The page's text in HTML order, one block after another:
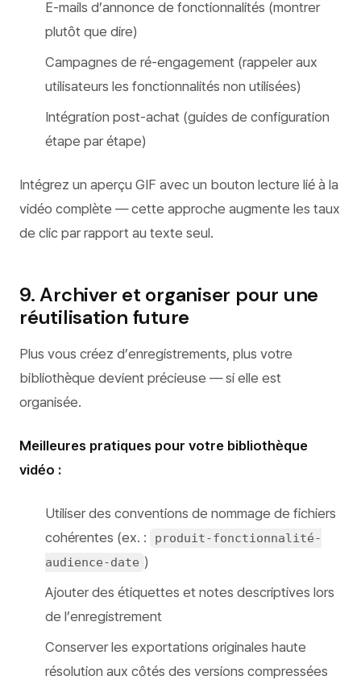
E-mails d’annonce de fonctionnalités (montrer
plutôt que dire)
Campagnes de ré-engagement (rappeler aux
utilisateurs les fonctionnalités non utilisées)
Intégration post-achat (guides de configuration
étape par étape)
Intégrez un aperçu GIF avec un bouton lecture lié à la
vidéo complète — cette approche augmente les taux
de clic par rapport au texte seul.
9. Archiver et organiser pour une
réutilisation future
Plus vous créez d’enregistrements, plus votre
bibliothèque devient précieuse — si elle est
organisée.
Meilleures pratiques pour votre bibliothèque
vidéo :
Utiliser des conventions de nommage de fichiers
cohérentes (ex. :
produit-fonctionnalité-
audience-date )
Ajouter des étiquettes et notes descriptives lors
de l’enregistrement
Conserver les exportations originales haute
résolution aux côtés des versions compressées